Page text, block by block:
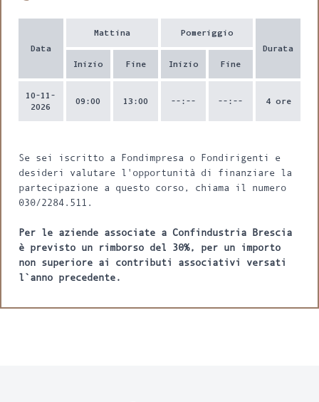
Data
Mattina
Inizio Fine
Pomeriggio
Inizio Fine
Durata
10-11-
2026
09:00 13:00 --:-- --:-- 4 ore
Se sei iscritto a Fondimpresa o Fondirigenti e
desideri valutare l'opportunità di finanziare la
partecipazione a questo corso, chiama il numero
030/2284.511.
Per le aziende associate a Confindustria Brescia
è previsto un rimborso del 30%, per un importo
non superiore ai contributi associativi versati
l`anno precedente.